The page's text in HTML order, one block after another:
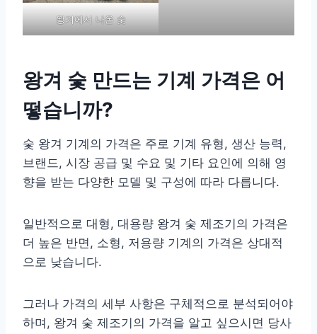
왕겨에서 나온 숯
왕겨 숯 만드는 기계 가격은 어
떻습니까?
숯 왕겨 기계의 가격은 주로 기계 유형, 생산 능력,
브랜드, 시장 공급 및 수요 및 기타 요인에 의해 영
향을 받는 다양한 모델 및 구성에 따라 다릅니다.
일반적으로 대형, 대용량 왕겨 숯 제조기의 가격은
더 높은 반면, 소형, 저용량 기계의 가격은 상대적
으로 낮습니다.
그러나 가격의 세부 사항은 구체적으로 분석되어야
하며, 왕겨 숯 제조기의 가격을 알고 싶으시면 당사